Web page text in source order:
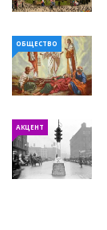
ОБЩЕСТВО
АКЦЕНТ